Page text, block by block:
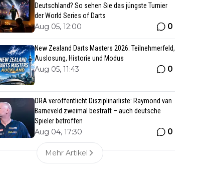
Deutschland? So sehen Sie das jüngste Turnier
der World Series of Darts
Aug 05, 12:00 0
New Zealand Darts Masters 2026: Teilnehmerfeld,
Auslosung, Historie und Modus
Aug 05, 11:43 0
DRA veröffentlicht Disziplinarliste: Raymond van
Barneveld zweimal bestraft – auch deutsche
Spieler betroffen
Aug 04, 17:30 0
Mehr Artikel